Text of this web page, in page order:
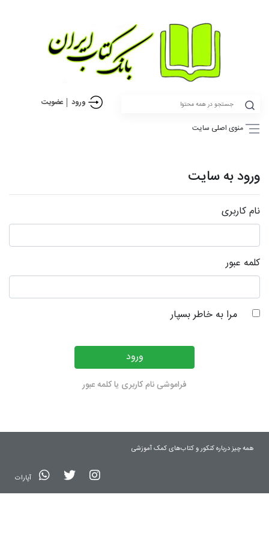
ورود عضویت
منوی اصلی سایت
ورود به سایت
نام کاربری
کلمه عبور
مرا به خاطر بسپار
ورود
فراموشی نام کاربری یا کلمه عبور
همه چیز درباره کنکور و کتاب‌های کمک آموزشی
آپارات